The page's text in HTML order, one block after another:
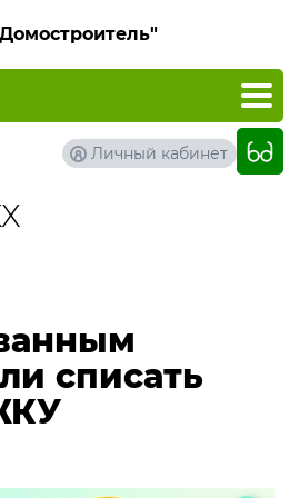
Личный кабинет
списать